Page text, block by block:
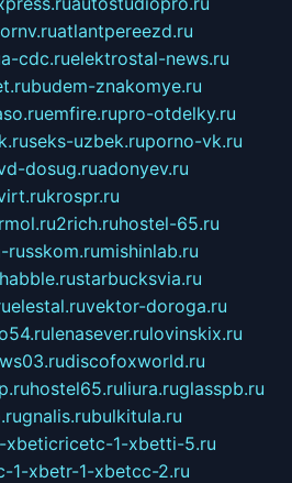
atlantpereezd.ru
a-cdc.ruelektrostal-news.ru
budem-znakomye.ru
emfire.rupro-otdelky.ru
seks-uzbek.ruporno-vk.ru
dosug.ruadonyev.ru
krospr.ru
2rich.ruhostel-65.ru
russkom.rumishinlab.ru
habble.rustarbucksvia.ru
elestal.ruvektor-doroga.ru
lenasever.rulovinskix.ru
discofoxworld.ru
hostel65.ruliura.ruglasspb.ru
gnalis.rubulkitula.ru
xbeticricetc-1-xbetti-5.ru
1-xbetr-1-xbetcc-2.ru